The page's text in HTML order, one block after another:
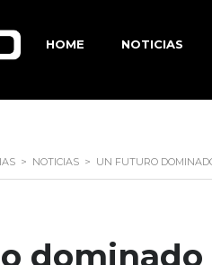
HOME NOTICIAS
> NOTICIAS > UN FUTURO